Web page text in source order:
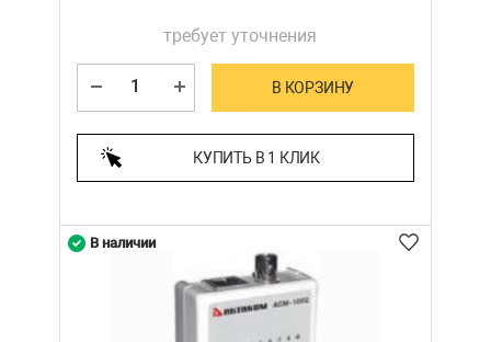
требует уточнения
В КОРЗИНУ
КУПИТЬ В 1 КЛИК
В наличии